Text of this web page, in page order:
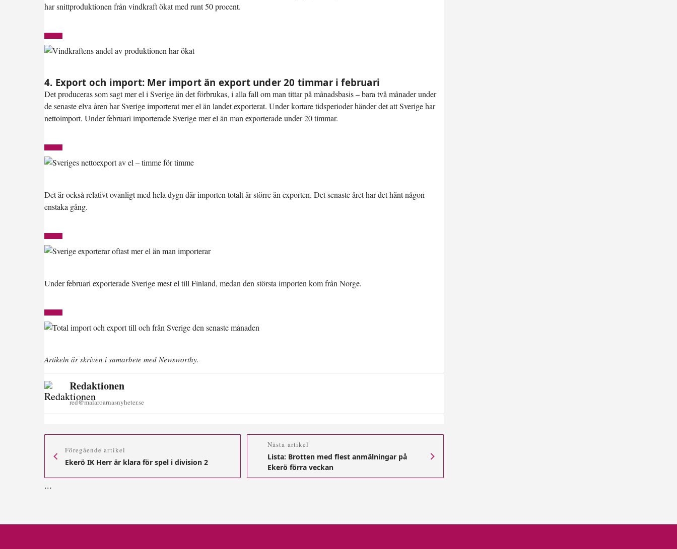
har snittproduktionen från vindkraft ökat med runt 50 procent.
4. Export och import: Mer import än export under 20 timmar i februari
Det produceras som sagt mer el i Sverige än det förbrukas, i alla fall om man tittar på månadsbasis – bara två månader under
de senaste elva åren har Sverige importerat mer el än landet exporterat. Under kortare tidsperioder händer det att Sverige har
nettoimport. Under februari importerade Sverige mer el än man exporterade under20 timmar.
Det är också relativt ovanligt med hela dygn där importen totalt är större än exporten. Det senaste året har det hänt någon
enstaka gång.
Under februari exporterade Sverige mest el till Finland, medan den största importen kom från Norge.
Artikeln är skriven i samarbete med Newsworthy.
Redaktionen
red@malaroarnasnyheter.se
Föregående artikel
Ekerö IK Herr är klara för spel i division 2
Nästa artikel
Lista: Brotten med flest anmälningar på
Ekerö förra veckan
...